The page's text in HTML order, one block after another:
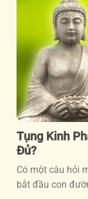
Tụng Kinh
Đủ?
Có một câu hỏi
bắt đầu con